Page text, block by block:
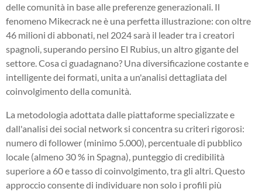
delle comunità in base alle preferenze generazionali. Il
fenomeno Mikecrack ne è una perfetta illustrazione: con oltre
46 milioni di abbonati, nel 2024 sarà il leader tra i creatori
spagnoli, superando persino El Rubius, un altro gigante del
settore. Cosa ci guadagnano? Una diversificazione costante e
intelligente dei formati, unita a un'analisi dettagliata del
coinvolgimento della comunità.
La metodologia adottata dalle piattaforme specializzate e
dall'analisi dei social network si concentra su criteri rigorosi:
numero di follower (minimo 5.000), percentuale di pubblico
locale (almeno 30 % in Spagna), punteggio di credibilità
superiore a 60 e tasso di coinvolgimento, tra gli altri. Questo
approccio consente di individuare non solo i profili più